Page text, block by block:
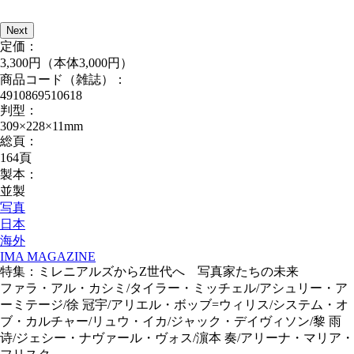
Next
定価：
3,300円（本体3,000円）
商品コード（雑誌）：
4910869510618
判型：
309×228×11mm
総頁：
164頁
製本：
並製
写真
日本
海外
IMA MAGAZINE
特集：ミレニアルズからZ世代へ 写真家たちの未来
ファラ・アル・カシミ/タイラー・ミッチェル/アシュリー・ア
ーミテージ/徐 冠宇/アリエル・ボッブ=ウィリス/システム・オ
ブ・カルチャー/リュウ・イカ/ジャック・デイヴィソン/黎 雨
诗/ジェシー・ナヴァール・ヴォス/濵本 奏/アリーナ・マリア・